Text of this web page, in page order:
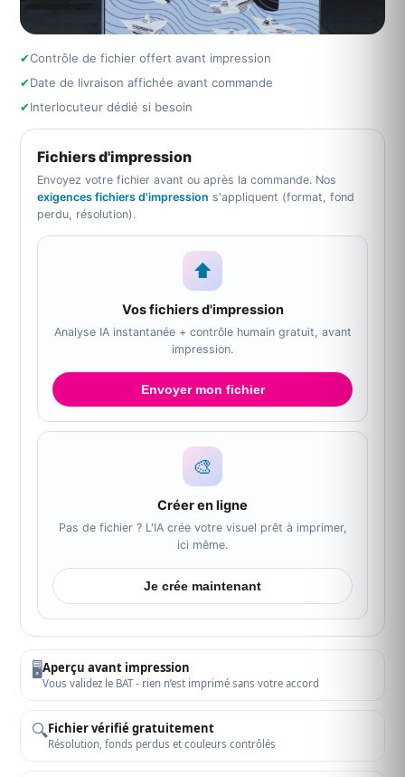
✔Contrôle de fichier offert avant impression
✔Date de livraison affichée avant commande
✔Interlocuteur dédié si besoin
Fichiers d'impression
Envoyez votre fichier avant ou après la commande. Nos
exigences fichiers d'impression s'appliquent (format, fond
perdu, résolution).
⬆
Vos fichiers d'impression
Analyse IA instantanée + contrôle humain gratuit, avant
impression.
Envoyer mon fichier
🎨
Créer en ligne
Pas de fichier ? L'IA crée votre visuel prêt à imprimer,
ici même.
Je crée maintenant
🖥️Aperçu avant impression
Vous validez le BAT - rien n’est imprimé sans votre accord
🔍Fichier vérifié gratuitement
Résolution, fonds perdus et couleurs contrôlés